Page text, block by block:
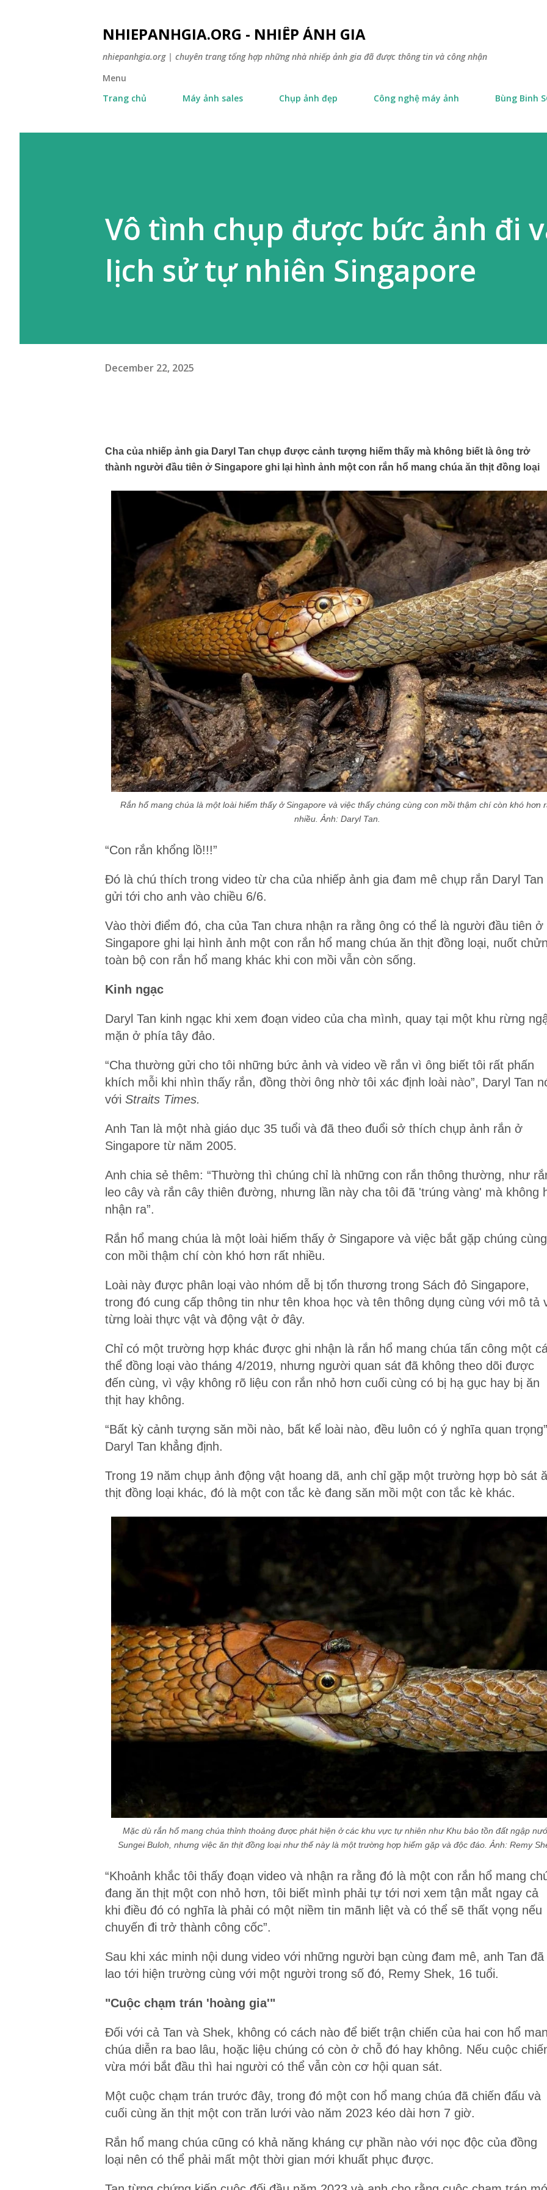
NHIEPANHGIA.ORG - NHIẾP ẢNH GIA
nhiepanhgia.org | chuyên trang tổng hợp những nhà nhiếp ảnh gia đã được thông tin và công nhận
Menu
Trang chủ
Máy ảnh sales Chụp ảnh đẹp Công nghệ máy ảnh Bùng Binh
Vô tình chụp được bức ảnh đi
lịch sử tự nhiên Singapore
December 22, 2025
Cha của nhiếp ảnh gia Daryl Tan chụp được cảnh tượng hiếm thấy mà không biết là ông trở
thành người đầu tiên ở Singapore ghi lại hình ảnh một con rắn hổ mang chúa ăn thịt đồng loại
Rắn hổ mang chúa là một loài hiếm thấy ở Singapore và việc thấy chúng cùng con mồi thậm chí còn khó hơn
nhiều. Ảnh:Daryl Tan.
“Con rắn khổng lồ!!!”
Đó là chú thích trong video từ cha của nhiếp ảnh gia đam mê chụp rắn Daryl Tan
gửi tới cho anh vào chiều 6/6.
Vào thời điểm đó, cha của Tan chưa nhận ra rằng ông có thể là người đầu tiên ở
Singapore ghi lại hình ảnh một con rắn hổ mang chúa ăn thịt đồng loại, nuốt
toàn bộ con rắn hổ mang khác khi con mồi vẫn còn sống.
Kinh ngạc
Daryl Tan kinh ngạc khi xem đoạn video của cha mình, quay tại một khu rừng
mặn ở phía tây đảo.
“Cha thường gửi cho tôi những bức ảnh và video về rắn vì ông biết tôi rất phấn
khích mỗi khi nhìn thấy rắn, đồng thời ông nhờ tôi xác định loài nào”, Daryl Tan
với Straits Times.
Anh Tan là một nhà giáo dục 35 tuổi và đã theo đuổi sở thích chụp ảnh rắn ở
Singapore từ năm 2005.
Anh chia sẻ thêm: “Thường thì chúng chỉ là những con rắn thông thường, như
leo cây và rắn cây thiên đường, nhưng lần này cha tôi đã 'trúng vàng' mà không
nhận ra”.
Rắn hổ mang chúa là một loài hiếm thấy ở Singapore và việc bắt gặp chúng cùng
con mồi thậm chí còn khó hơn rất nhiều.
Loài này được phân loại vào nhóm dễ bị tổn thương trong Sách đỏ Singapore,
trong đó cung cấp thông tin như tên khoa học và tên thông dụng cùng với mô tả
từng loài thực vật và động vật ở đây.
Chỉ có một trường hợp khác được ghi nhận là rắn hổ mang chúa tấn công một
thể đồng loại vào tháng 4/2019, nhưng người quan sát đã không theo dõi được
đến cùng, vì vậy không rõ liệu con rắn nhỏ hơn cuối cùng có bị hạ gục hay bị ăn
thịt hay không.
“Bất kỳ cảnh tượng săn mồi nào, bất kể loài nào, đều luôn có ý nghĩa quan
Daryl Tan khẳng định.
Trong 19 năm chụp ảnh động vật hoang dã, anh chỉ gặp một trường hợp bò sát
thịt đồng loại khác, đó là một con tắc kè đang săn mồi một con tắc kè khác.
Mặc dù rắn hổ mang chúa thỉnh thoảng được phát hiện ở các khu vực tự nhiên như Khu bảo tồn đất ngập
Sungei Buloh, nhưng việc ăn thịt đồng loại như thế này là một trường hợp hiếm gặp và độc đáo. Ảnh: Remy
“Khoảnh khắc tôi thấy đoạn video và nhận ra rằng đó là một con rắn hổ mang
đang ăn thịt một con nhỏ hơn, tôi biết mình phải tự tới nơi xem tận mắt ngay cả
khi điều đó có nghĩa là phải có một niềm tin mãnh liệt và có thể sẽ thất vọng nếu
chuyến đi trở thành công cốc”.
Sau khi xác minh nội dung video với những người bạn cùng đam mê, anh Tan đã
lao tới hiện trường cùng với một người trong số đó, Remy Shek, 16 tuổi.
"Cuộc chạm trán 'hoàng gia'"
Đối với cả Tan và Shek, không có cách nào để biết trận chiến của hai con hổ
chúa diễn ra bao lâu, hoặc liệu chúng có còn ở chỗ đó hay không. Nếu cuộc
vừa mới bắt đầu thì hai người có thể vẫn còn cơ hội quan sát.
Một cuộc chạm trán trước đây, trong đó một con hổ mang chúa đã chiến đấu và
cuối cùng ăn thịt một con trăn lưới vào năm 2023 kéo dài hơn 7 giờ.
Rắn hổ mang chúa cũng có khả năng kháng cự phần nào với nọc độc của đồng
loại nên có thể phải mất một thời gian mới khuất phục được.